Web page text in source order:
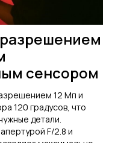
сенсором
12 Мп и
120 градусов, что
детали.
F/2.8 и